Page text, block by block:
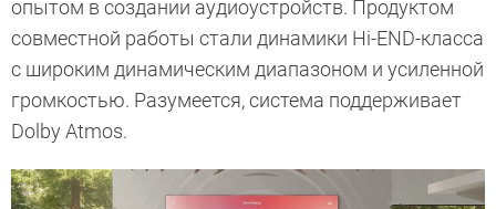
опытом в создании аудиоустройств. Продуктом
совместной работы стали динамики Hi-END-класса
с широким динамическим диапазоном и усиленной
громкостью. Разумеется, система поддерживает
Dolby Atmos.